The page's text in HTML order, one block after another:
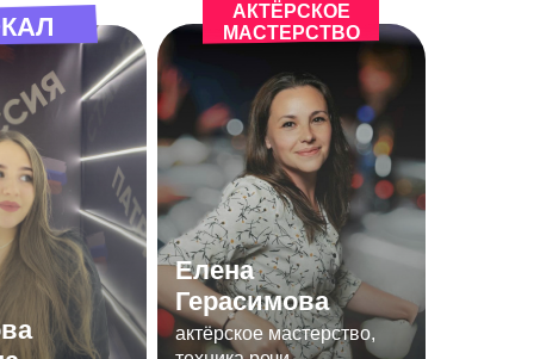
Елена
Герасимова
АКТЁРСКОЕ
МАСТЕРСТВО
актёрское мастерство,